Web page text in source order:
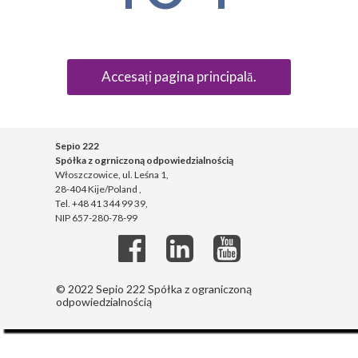
Accesați pagina principală.
Sepio 222
Spółka z ogrniczoną odpowiedzialnością
Włoszczowice, ul. Leśna 1,
28-404 Kije/Poland ,
Tel. +48 41 344 99 39,
NIP 657-280-78-99
© 2022 Sepio 222 Spółka z ograniczoną
odpowiedzialnością